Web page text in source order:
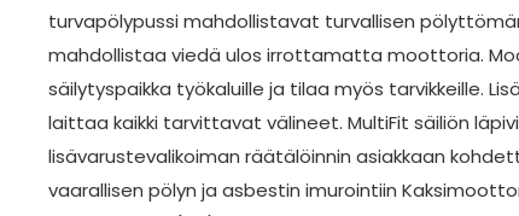
turvapölypussi mahdollistavat turvallisen
mahdollistaa viedä ulos irrottamatta moottoria.
säilytyspaikka työkaluille ja tilaa myös tarvikkeille.
laittaa kaikki tarvittavat välineet. MultiFit säiliön
lisävarustevalikoiman räätälöinnin asiakkaan
vaarallisen pölyn ja asbestin imurointiin